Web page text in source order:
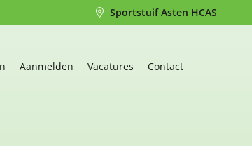
Sportstuif Asten HCAS
Aanmelden Vacatures Contact